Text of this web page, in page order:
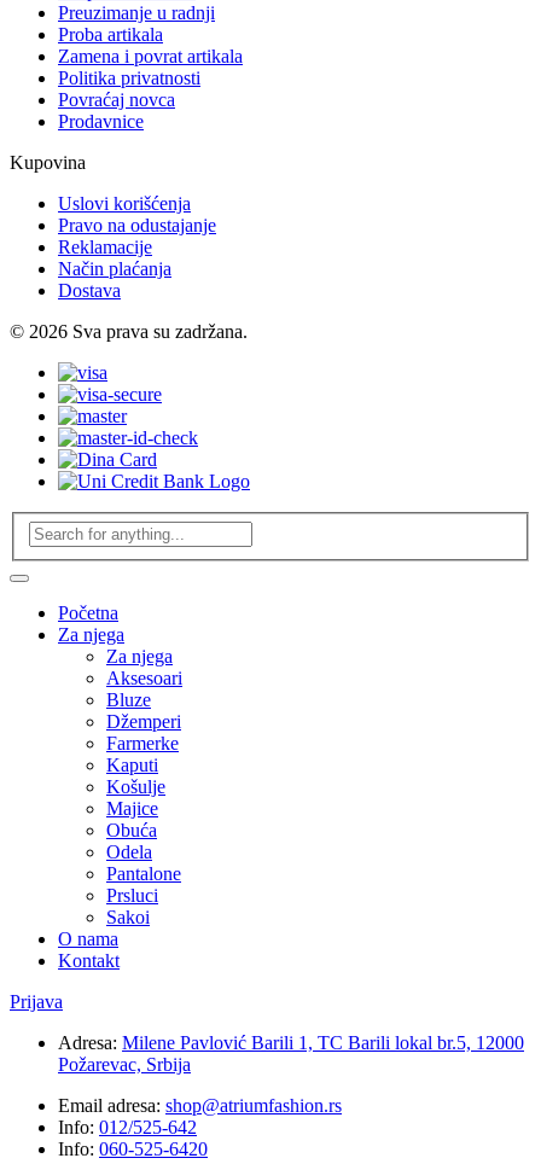
Preuzimanje u radnji
Proba artikala
Zamena i povrat artikala
Politika privatnosti
Povraćaj novca
Prodavnice
Kupovina
Uslovi korišćenja
Pravo na odustajanje
Reklamacije
Način plaćanja
Dostava
© 2026 Sva prava su zadržana.
Početna
Za njega
Za njega
Aksesoari
Bluze
Džemperi
Farmerke
Kaputi
Košulje
Majice
Obuća
Odela
Pantalone
Prsluci
Sakoi
O nama
Kontakt
Prijava
Adresa: Milene Pavlović Barili 1, TC Barili lokal br.5, 12000
Požarevac, Srbija
Email adresa: shop@atriumfashion.rs
Info: 012/525-642
Info: 060-525-6420